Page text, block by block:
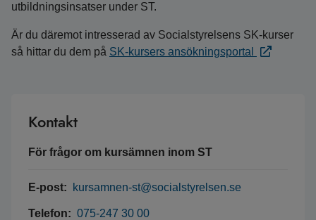
utbildningsinsatser under ST.
Är du däremot intresserad av Socialstyrelsens SK-kurser
så hittar du dem på SK-kursers ansökningsportal
Kontakt
För frågor om kursämnen inom ST
E-post: kursamnen-st@socialstyrelsen.se
Telefon: 075-247 30 00